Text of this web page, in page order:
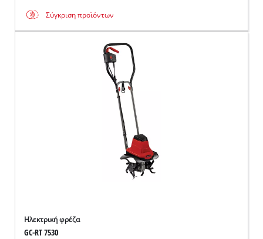
Σύγκριση προϊόντων
Ηλεκτρική φρέζα
GC-RT 7530